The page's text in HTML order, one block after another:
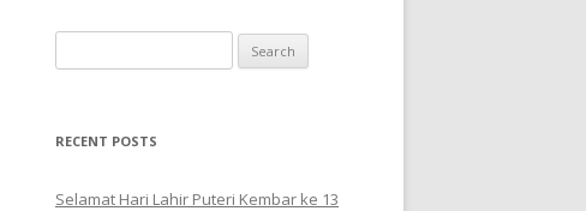
for:
RECENT POSTS
Selamat Hari Lahir Puteri Kembar ke 13